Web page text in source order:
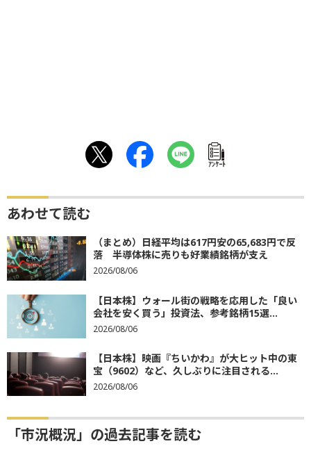
ｱﾝｹｰﾄ
あわせて読む
（まとめ）日経平均は617円安の65,683円で反
落 半導体株に売りも好業績銘柄が支え
2026/08/06
【日本株】ウォール街の戦略を応用した「良い
会社を安く買う」投資法、参考銘柄15選...
2026/08/06
【日本株】映画『ちいかわ』が大ヒット中の東
宝（9602）など、久しぶりに注目される...
2026/08/06
「市況概況」の過去記事を読む